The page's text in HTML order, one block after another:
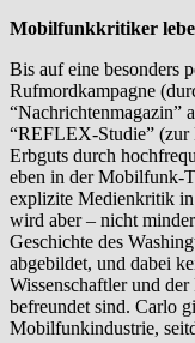
Mobilfunkkritiker
Bis auf eine besonders
Rufmordkampagne
“Nachrichtenmagazin”
“REFLEX-Studie” (zur
Erbguts durch
eben in der Mobilfunk-
explizite Medienkritik
wird aber – nicht
Geschichte des
abgebildet, und dabei
Wissenschaftler und
befreundet sind. Carlo
Mobilfunkindustrie,